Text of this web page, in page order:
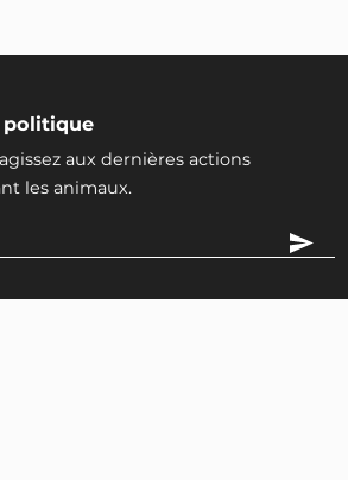
politique
aux dernières actions
les animaux.